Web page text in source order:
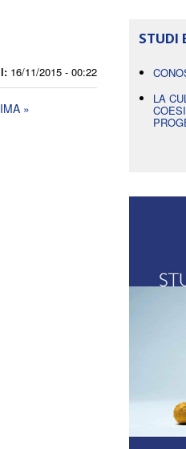
16/11/2015 - 00:22
»
STUDI
LA